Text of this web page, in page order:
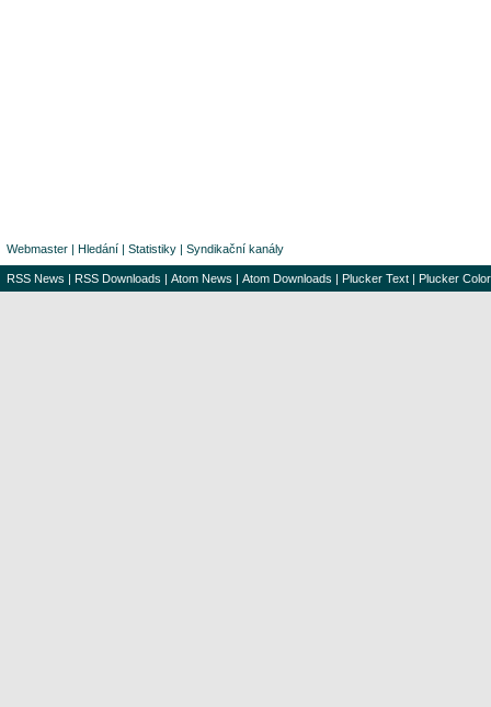
Webmaster | Hledání | Statistiky | Syndikační kanály
RSS News | RSS Downloads | Atom News | Atom Downloads | Plucker Text | Plucker Color